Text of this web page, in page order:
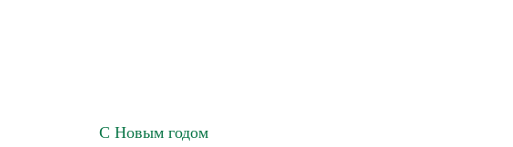
С Новым годом